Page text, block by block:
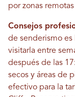
por zonas
Consejos
de senderismo
visitarla entre
después de las
secos y áreas de
efectivo para la